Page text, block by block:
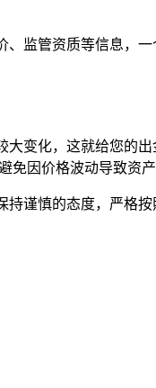
监管资质等信息，
变化，这就给您的
因价格波动导致资产
谨慎的态度，严格